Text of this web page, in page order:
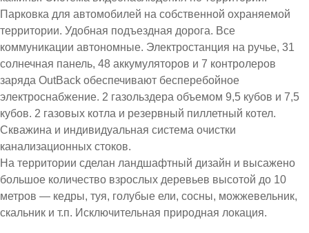
Парковка для автомобилей на собственной охраняемой
территории. Удобная подъездная дорога. Все
коммуникации автономные. Электростанция на ручье, 31
солнечная панель, 48 аккумуляторов и 7 контролеров
заряда OutBack обеспечивают бесперебойное
электроснабжение. 2 газольздера объемом 9,5 кубов и 7,5
кубов. 2 газовых котла и резервный пиллетный котел.
Скважина и индивидуальная система очистки
канализационных стоков.
На территории сделан ландшафтный дизайн и высажено
большое количество взрослых деревьев высотой до 10
метров — кедры, туя, голубые ели, сосны, можжевельник,
скальник и т.п. Исключительная природная локация.